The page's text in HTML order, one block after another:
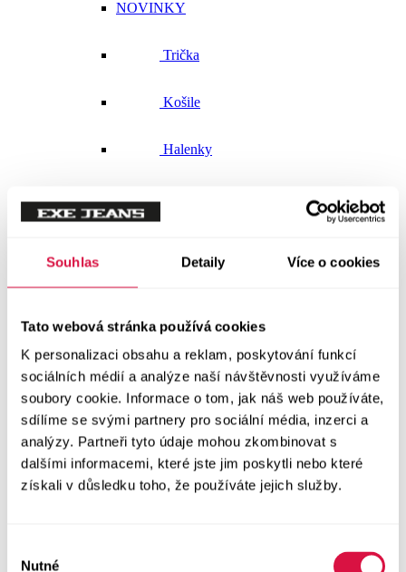
Souhlas Detaily Více o cookies
Tato webová stránka používá cookies
K personalizaci obsahu a reklam, poskytování funkcí
sociálních médií a analýze naší návštěvnosti využíváme
soubory cookie. Informace o tom, jak náš web používáte,
sdílíme se svými partnery pro sociální média, inzerci a
analýzy. Partneři tyto údaje mohou zkombinovat s
dalšími informacemi, které jste jim poskytli nebo které
získali v důsledku toho, že používáte jejich služby.
Nutné
NOVINKY
Trička
Košile
Halenky
Vše v kategorii Svetry a mikiny
Mikiny
Svetry
Šaty a sukně
Vše v kategorii Šaty a sukně
NOVINKY
Letní šaty